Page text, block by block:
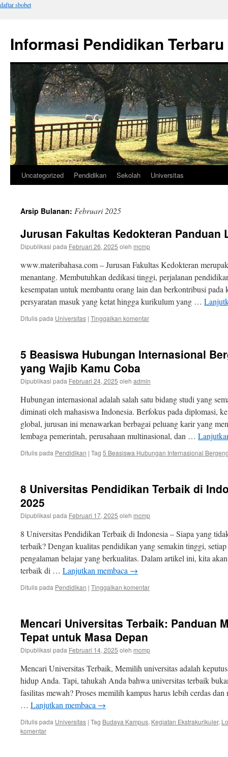
daftar sbobet
Informasi Pendidikan Terbaru
Langsung
Uncategorized Pendidikan Sekolah Universitas
Arsip Bulanan: Februari 2025
Jurusan Fakultas Kedokteran Panduan
Dipublikasi pada Februari 26, 2025 oleh mcmp
www.materibahasa.com – Jurusan Fakultas Kedokteran
menantang. Membutuhkan dedikasi tinggi, perjalanan
kesempatan untuk membantu orang lain dan berkontribusi pada
persyaratan masuk yang ketat hingga kurikulum yang …
Ditulis pada Universitas | Tinggalkan komentar
5 Beasiswa Hubungan Internasional
yang Wajib Kamu Coba
Dipublikasi pada Februari 24, 2025 oleh admin
Hubungan internasional adalah salah satu bidang studi yang
diminati oleh mahasiswa Indonesia. Berfokus pada diplomasi,
global, jurusan ini menawarkan berbagai peluang karir yang
lembaga pemerintah, perusahaan multinasional, dan …
Ditulis pada Pendidikan | Tag 5 Beasiswa Hubungan Internasional
8 Universitas Pendidikan Terbaik di
2025
Dipublikasi pada Februari 17, 2025 oleh mcmp
8 Universitas Pendidikan Terbaik di Indonesia – Siapa yang
terbaik? Dengan kualitas pendidikan yang semakin tinggi,
pengalaman belajar yang berkualitas. Dalam artikel ini, kita
terbaik di … Lanjutkan membaca →
Ditulis pada Pendidikan | Tinggalkan komentar
Mencari Universitas Terbaik: Panduan
Tepat untuk Masa Depan
Dipublikasi pada Februari 14, 2025 oleh mcmp
Mencari Universitas Terbaik, Memilih universitas adalah
hidup Anda. Tapi, tahukah Anda bahwa universitas terbaik
fasilitas mewah? Proses memilih kampus harus lebih cerdas
… Lanjutkan membaca →
Ditulis pada Universitas | Tag Budaya Kampus, Kegiatan Ekstrakurikuler,
komentar